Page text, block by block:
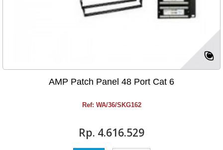
AMP Patch Panel 48 Port Cat 6
Ref: WA/36/SKG162
Rp‎. 4.616.529